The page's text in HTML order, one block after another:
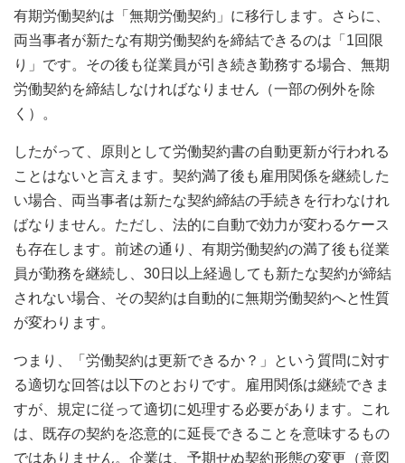
有期労働契約は「無期労働契約」に移行します。さらに、
両当事者が新たな有期労働契約を締結できるのは「1回限
り」です。その後も従業員が引き続き勤務する場合、無期
労働契約を締結しなければなりません（一部の例外を除
く）。
したがって、原則として労働契約書の自動更新が行われる
ことはないと言えます。契約満了後も雇用関係を継続した
い場合、両当事者は新たな契約締結の手続きを行わなけれ
ばなりません。ただし、法的に自動で効力が変わるケース
も存在します。前述の通り、有期労働契約の満了後も従業
員が勤務を継続し、30日以上経過しても新たな契約が締結
されない場合、その契約は自動的に無期労働契約へと性質
が変わります。
つまり、「労働契約は更新できるか？」という質問に対す
る適切な回答は以下のとおりです。雇用関係は継続できま
すが、規定に従って適切に処理する必要があります。これ
は、既存の契約を恣意的に延長できることを意味するもの
ではありません。企業は、予期せぬ契約形態の変更（意図